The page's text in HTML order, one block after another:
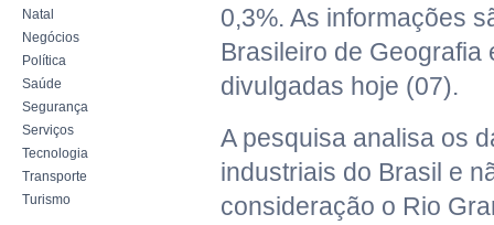
Natal
Negócios
Política
Saúde
Segurança
Serviços
Tecnologia
Transporte
Turismo
0,3%. As informações
Brasileiro de Geografia
divulgadas hoje (07).
A pesquisa analisa os
industriais do Brasil e
consideração o Rio